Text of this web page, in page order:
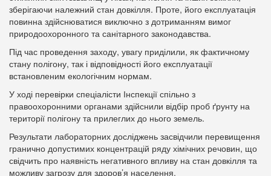
зберігаючи належний стан довкілля. Проте, його експлуатація
повинна здійснюватися виключно з дотриманням вимог
природоохоронного та санітарного законодавства.
Під час проведення заходу, увагу приділили, як фактичному
стану полігону, так і відповідності його експлуатації
встановленим екологічним нормам.
У ході перевірки спеціалісти Інспекції спільно з
правоохоронними органами здійснили відбір проб ґрунту на
території полігону та прилеглих до нього земель.
Результати лабораторних досліджень засвідчили перевищення
гранично допустимих концентрацій ряду хімічних речовин, що
свідчить про наявність негативного впливу на стан довкілля та
можливу загрозу для здоров’я населення.